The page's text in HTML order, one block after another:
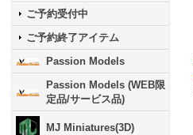
ご予約受付中
ご予約終了アイテム
Passion Models
Passion Models (WEB限
定品/サービス品)
MJ Miniatures(3D)